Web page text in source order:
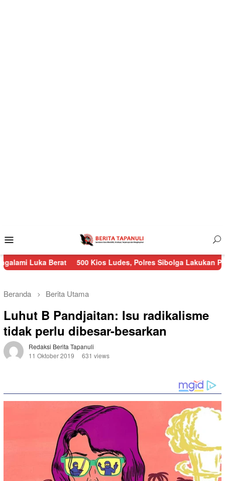
Mobile
Berat 500 Kios Ludes, Polres Sibolga Lakukan Pengamanan
Beranda Berita Utama
Luhut B Pandjaitan: Isu radikalisme
tidak perlu dibesar-besarkan
Redaksi Berita Tapanuli
11 Oktober 2019
631 views